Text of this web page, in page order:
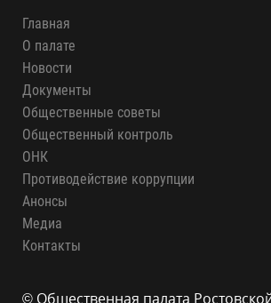
Главная
О палате
Новости
Документы
Общественные советы
Общественный контроль
ОНК
Противодействие коррупции
Анонсы
Медиа
Контакты
© Общественная палата